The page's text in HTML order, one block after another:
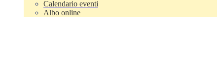
Calendario eventi
Albo online